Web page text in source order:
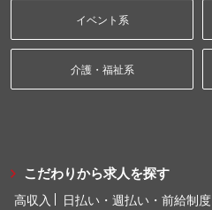
イベント系
介護・福祉系
こだわりから求人を探す
高収入 日払い・週払い・前給制度